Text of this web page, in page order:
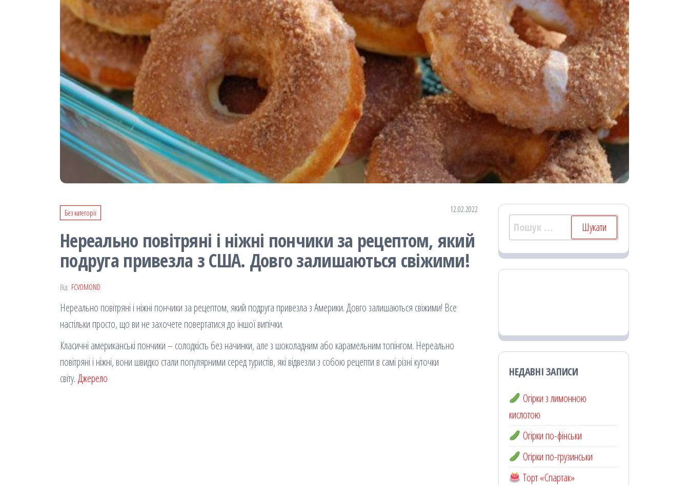
Без категорії 12.02.2022
Нереально повітряні і ніжні пончики за рецептом, який
подруга привезла з США. Довго залишаються свіжими!
Від FCVOMOND
Нереально повітряні і ніжні пончики за рецептом, який подруга привезла з Америки. Довго залишаються свіжими! Все
настільки просто, що ви не захочете повертатися до іншої випічки.
Класичні американські пончики – солодкість без начинки, але з шоколадним або карамельним топінгом. Нереально
повітряні і ніжні, вони швидко стали популярними серед туристів, які відвезли з собою рецепти в самі різні куточки
світу. Джерело
Пошук:
НЕДАВНІ ЗАПИСИ
Огірки з лимонною
кислотою
Огірки по-фінськи
Огірки по-грузинськи
Торт «Спартак»